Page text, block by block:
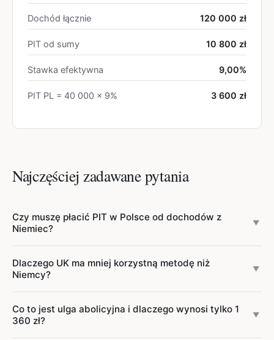
Dochód łącznie 120 000 zł
PIT od sumy 10 800 zł
Stawka efektywna 9,00%
PIT PL = 40 000 × 9% 3 600 zł
Najczęściej zadawane pytania
Czy muszę płacić PIT w Polsce od dochodów z
Niemiec?
▼
Niemcami przewidujemetodę wyłączenia z progresją
Oznacza to, że Twój niemiecki dochód jest
Jeśli masz (np. z polskiego etatu lub wynajmu) — od tych
Dlaczego UK ma mniej korzystną metodę niż
Niemcy?
▼
sama jak z DE). Od1 stycznia 2020 r., na podstawie
Co to jest ulga abolicyjna i dlaczego wynosi tylko 1
360 zł?
▼